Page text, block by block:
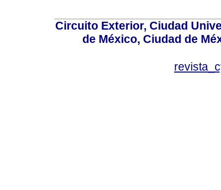
Circuito Exterior, Ciudad
de México, Ciudad de